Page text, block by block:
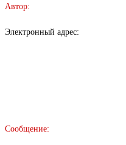
Автор:
Электронный адрес:
Сообщение: